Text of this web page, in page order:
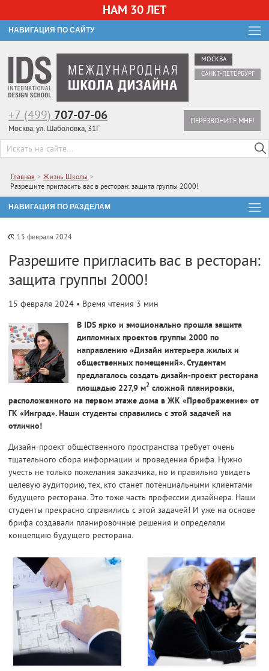
НАМ 30 ЛЕТ
НАВИГАЦИЯ ПО САЙТУ
МОСКВА
САНКТ-ПЕТЕРБУРГ
ПЕРЕЗВОНИТЕ МНЕ!
+7 (499) 707-07-06
Москва, ул. Шаболовка, 31Г
Главная > Жизнь Школы >
Разрешите пригласить вас в ресторан: защита группы 2000!
15 февраля 2024
Разрешите пригласить вас в ресторан:
защита группы 2000!
15 февраля 2024 • Время чтения 3 мин
В IDS ярко и эмоционально прошла защита
дипломных проектов группы 2000 по
направлению «Дизайн интерьера жилых и
общественных помещений». Студентам
предлагалось создать дизайн-проект ресторана
площадью 227,9 м2 сложной планировки,
расположенного на первом этаже дома в ЖК «Преображение» от
ГК «Инград». Наши студенты справились с этой задачей на
отлично!
Дизайн-проект общественного пространства требует очень
тщательного сбора информации и проведения брифа. Нужно
учесть не только пожелания заказчика, но и правильно увидеть
целевую аудиторию, тех, кто станет потенциальными клиентами
будущего ресторана. Это тоже часть профессии дизайнера. Наши
студенты прекрасно справились с этой задачей! И уже на основе
брифа создавали планировочные решения и определяли
концепцию будущего ресторана.
НАВИГАЦИЯ ПО РАЗДЕЛАМ